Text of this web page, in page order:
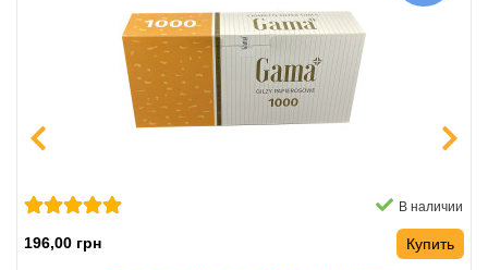
В наличии
196,00 грн Купить